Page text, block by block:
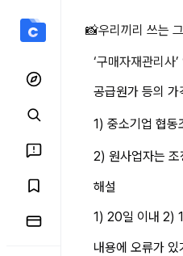
공급원가
📸우리끼리 쓰는
‘구매자재관리사
공급원가 등의
1) 중소기업 협동
2) 원사업자는 조
해설
1) 20일 이내 2)
내용에 오류가